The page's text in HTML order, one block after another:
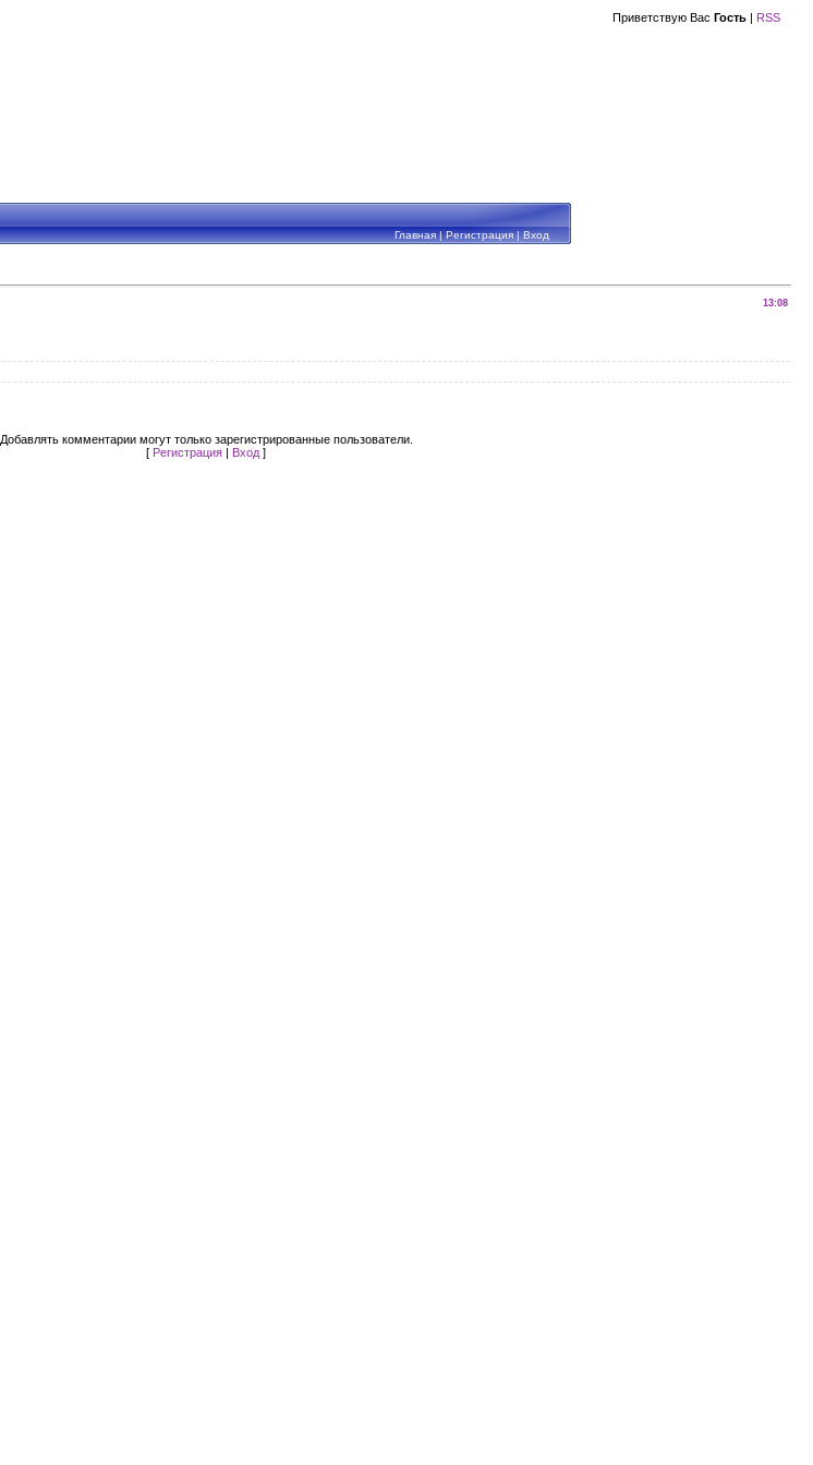
Приветствую Вас Гость | RSS
Главная|Регистрация|Вход
13:08
Добавлять комментарии могут только зарегистрированные пользователи.
[ Регистрация | Вход ]